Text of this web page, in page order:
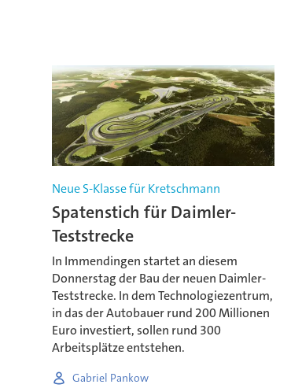
Neue S-Klasse für Kretschmann
Spatenstich für Daimler-
Teststrecke
In Immendingen startet an diesem
Donnerstag der Bau der neuen Daimler-
Teststrecke. In dem Technologiezentrum,
in das der Autobauer rund 200 Millionen
Euro investiert, sollen rund 300
Arbeitsplätze entstehen.
Gabriel Pankow